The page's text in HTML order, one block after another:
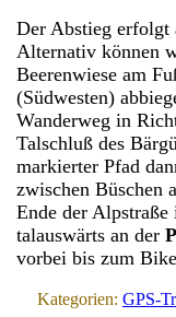
Der Abstieg erfolgt
Alternativ können
Beerenwiese am
(Südwesten)
Wanderweg in
Talschluß des
markierter Pfad
zwischen Büschen
Ende der
talauswärts an der
vorbei bis zum
Kategorien: GPS-